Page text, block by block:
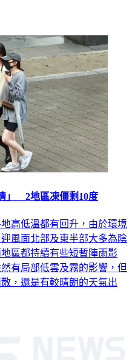
」 2地區凍僵剩10度
高低溫都有回升，由於環境
風面北部及東半部大多為陰
區都持續有些短暫陣雨影
有局部低雲及霧的影響，但
，還是有較晴朗的天氣出